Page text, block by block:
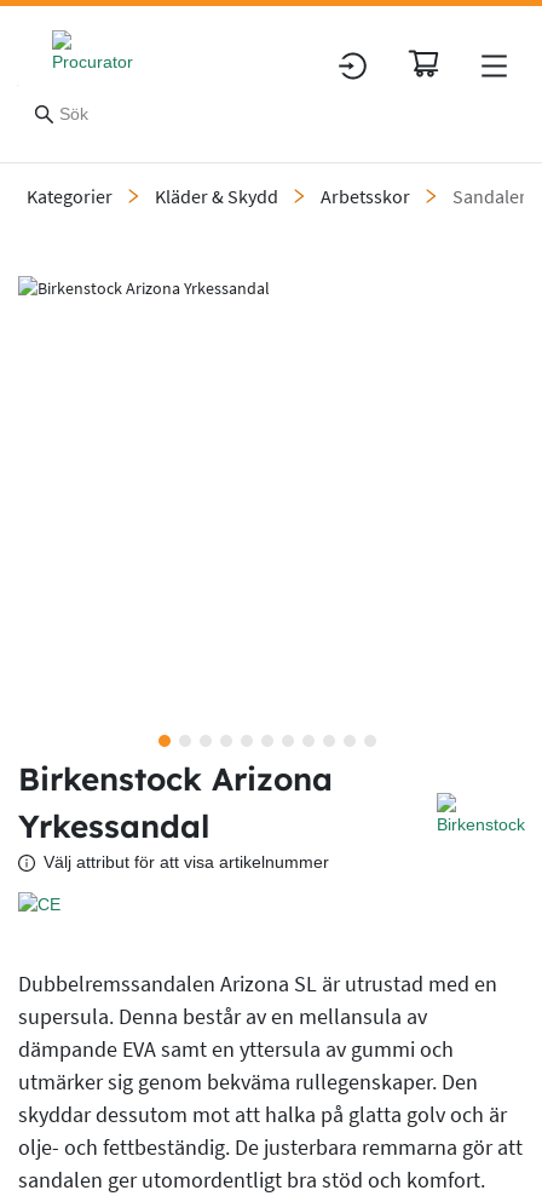
Kategorier Kläder & Skydd Arbetsskor Sandaler
Slide 1 of 11
Birkenstock Arizona
Yrkessandal
Välj attribut för att visa artikelnummer
Dubbelremssandalen Arizona SL är utrustad med en
supersula. Denna består av en mellansula av
dämpande EVA samt en yttersula av gummi och
utmärker sig genom bekväma rullegenskaper. Den
skyddar dessutom mot att halka på glatta golv och är
olje- och fettbeständig. De justerbara remmarna gör att
sandalen ger utomordentligt bra stöd och komfort.